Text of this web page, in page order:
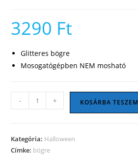
3290 Ft
Glitteres bögre
Mosogatógépben NEM mosható
Halloween
bögre
mennyiség
- + KOSÁRBA TESZEM
Kategória: Halloween
Címke: bögre